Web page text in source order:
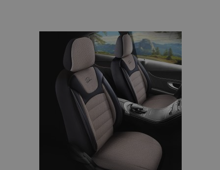
liste
d'achats